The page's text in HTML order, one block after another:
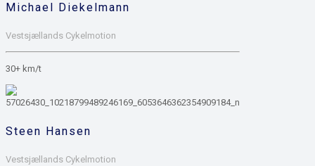
Michael Diekelmann
Vestsjællands Cykelmotion
30+ km/t
Steen Hansen
Vestsjællands Cykelmotion